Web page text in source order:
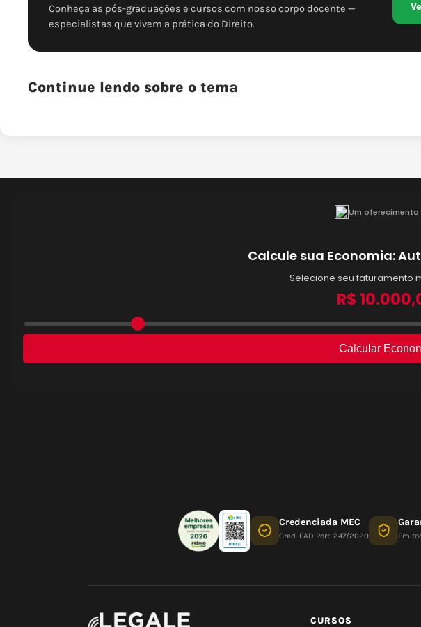
Conheça as pós-graduações e cursos com nosso corpo docente —
especialistas que vivem a prática do Direito.
Continue lendo sobre o tema
Credenciada MEC
Cred. EAD Port. 247/2020 Em
CURSOS